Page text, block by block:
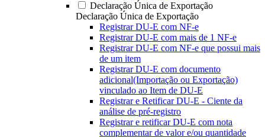
Declaração Única de Exportação
Declaração Única de Exportação
Registrar DU-E com NF-e
Registrar DU-E com mais de 1 NF-e
Registrar DU-E com NF-e que possui mais
de um item
Registrar DU-E com documento
adicional(Importação ou Exportação)
vinculado ao Item de DU-E
Registrar e Retificar DU-E - Ciente da
análise de pré-registro
Registrar e retificar DU-E com nota
complementar de valor e/ou quantidade